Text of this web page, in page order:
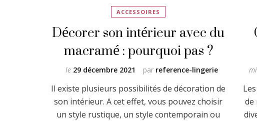
ACCESSOIRES
Décorer son intérieur avec du
macramé : pourquoi pas ?
par reference-lingerie
le 29 décembre 2021
Il existe plusieurs possibilités de décoration de
son intérieur. A cet effet, vous pouvez choisir
un style rustique, un style contemporain ou
de